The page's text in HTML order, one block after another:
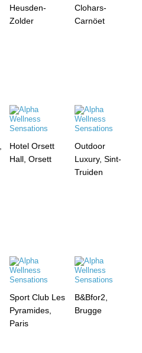
Heusden-
Zolder
Clohars-
Carnöet
Hotel Orsett
Hall, Orsett
Outdoor
Luxury, Sint-
Truiden
Sport Club Les
Pyramides,
Paris
B&Bfor2,
Brugge